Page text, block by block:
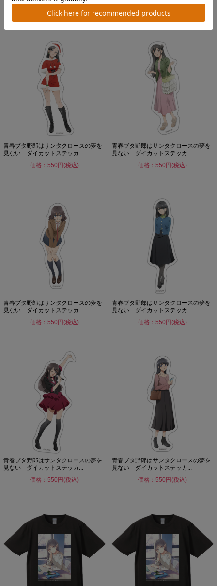
青春ブタ野郎はサンタクロースの夢を
見ない ダイカットステッカ...
価格：550円(税込)
青春ブタ野郎はサンタクロースの夢を
見ない ダイカットステッカ...
価格：550円(税込)
青春ブタ野郎はサンタクロースの夢を
見ない ダイカットステッカ...
価格：550円(税込)
青春ブタ野郎はサンタクロースの夢を
見ない ダイカットステッカ...
価格：550円(税込)
青春ブタ野郎はサンタクロースの夢を
見ない ダイカットステッカ...
価格：550円(税込)
青春ブタ野郎はサンタクロースの夢を
見ない ダイカットステッカ...
価格：550円(税込)